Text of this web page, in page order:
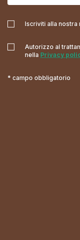
Iscriviti alla
Autorizzo al
nella Privacy
* campo obbligatorio